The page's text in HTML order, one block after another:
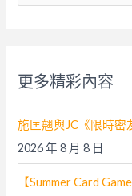
:
更多精彩內容
施匡翹與JC《限時密
2026 年 8 月 8 日
【Summer Card